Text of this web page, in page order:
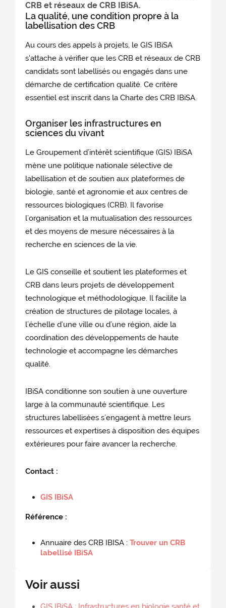
CRB et réseaux de CRB IBiSA.
La qualité, une condition propre à la
labellisation des CRB
Au cours des appels à projets, le GIS IBiSA
s'attache à vérifier que les CRB et réseaux de CRB
candidats sont labellisés ou engagés dans une
démarche de certification qualité. Ce critère
essentiel est inscrit dans la Charte des CRB IBiSA.
Organiser les infrastructures en
sciences du vivant
Le Groupement d’intérêt scientifique (GIS) IBiSA
mène une politique nationale sélective de
labellisation et de soutien aux plateformes de
biologie, santé et agronomie et aux centres de
ressources biologiques (CRB). Il favorise
l’organisation et la mutualisation des ressources
et des moyens de mesure nécessaires à la
recherche en sciences de la vie.
Le GIS conseille et soutient les plateformes et
CRB dans leurs projets de développement
technologique et méthodologique. Il facilite la
création de structures de pilotage locales, à
l’échelle d’une ville ou d’une région, aide la
coordination des développements de haute
technologie et accompagne les démarches
qualité.
IBiSA conditionne son soutien à une ouverture
large à la communauté scientifique. Les
structures labellisées s’engagent à mettre leurs
ressources et expertises à disposition des équipes
extérieures pour faire avancer la recherche.
Contact :
GIS IBiSA
Référence :
Annuaire des CRB IBISA :Trouver un CRB
labellisé IBiSA
Voir aussi